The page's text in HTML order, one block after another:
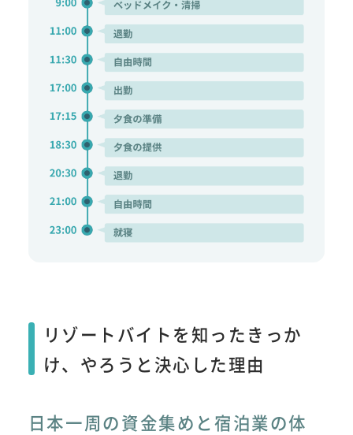
リゾートバイトを知ったきっか
け、やろうと決心した理由
日本一周の資金集めと宿泊業の体